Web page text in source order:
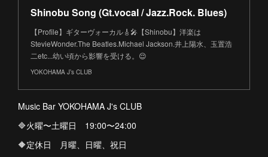
Shinobu Song (Gt.vocal / Jazz.Rock. Blues)
【Profile】ギターヴォーカル🎸🎤【Shinobu】洋楽は
StevieWonder.The Beatles.Michael Jackson.井上陽水、玉置浩
二etc...幼い頃から影響を受ける。😌
YOKOHAMA J’s CLUB
Music Bar YOKOHAMA J's CLUB
🔷火曜〜土曜日 19:00〜24:00
🔶定休日 月曜、日曜、祝日